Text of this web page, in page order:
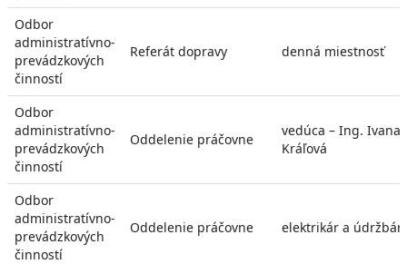
Odbor
administratívno-
prevádzkových
činností
Referát dopravy denná miestnosť
Odbor
administratívno-
prevádzkových
činností
Oddelenie práčovne
vedúca – Ing. Ivana
Kráľová
Odbor
administratívno-
prevádzkových
činností
Oddelenie práčovne elektrikár a údržbár